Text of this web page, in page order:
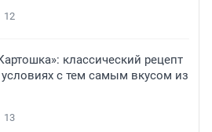
12
классический рецепт
с тем самым вкусом из
13